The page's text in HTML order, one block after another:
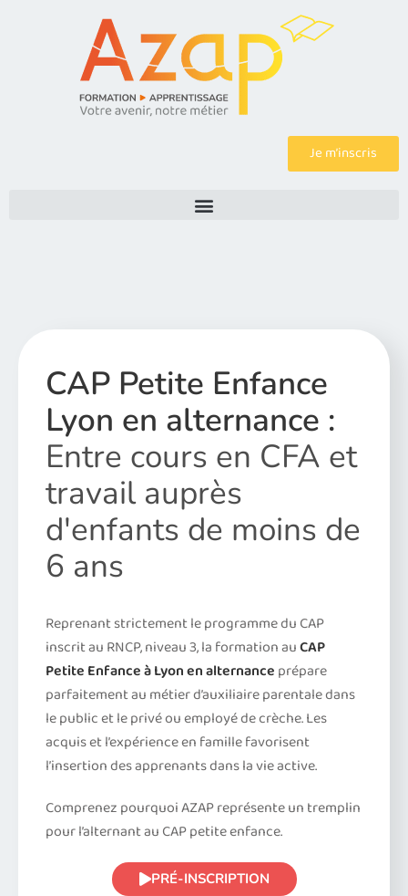
Je m’inscris
CAP Petite Enfance
Lyon en alternance :
Entre cours en CFA et
travail auprès
d'enfants de moins de
6 ans
Reprenant strictement le programme du CAP
inscrit au RNCP, niveau 3, la formation auCAP
Petite Enfance à Lyon en alternance prépare
parfaitement au métier d’auxiliaire parentale dans
le public et le privé ou employé de crèche. Les
acquis et l’expérience en famille favorisent
l’insertion des apprenants dans la vie active.
Comprenez pourquoi AZAP représente un tremplin
pour l’alternant au CAP petite enfance.
PRÉ-INSCRIPTION